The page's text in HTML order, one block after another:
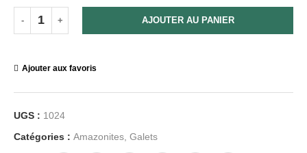
AJOUTER AU PANIER
Ajouter aux favoris
UGS : 1024
Catégories : Amazonites Galets